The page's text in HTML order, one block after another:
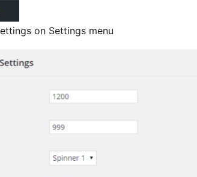
on Settings menu